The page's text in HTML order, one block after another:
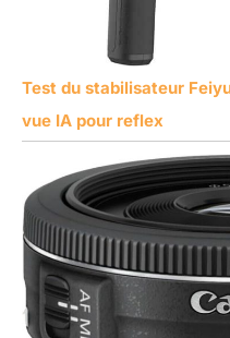
Test du stabilisateur
vue IA pour reflex